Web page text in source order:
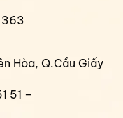
Hòa, Q.Cầu Giấy
51 –